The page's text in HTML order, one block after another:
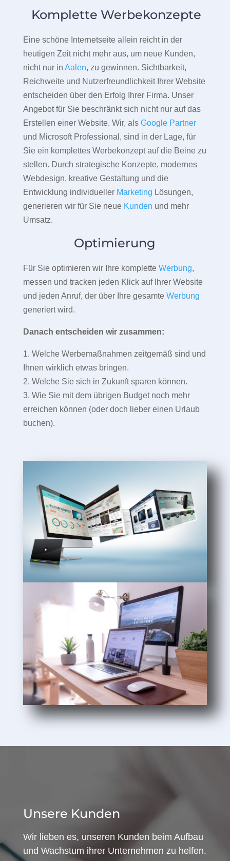
Komplette Werbekonzepte
Eine schöne Internetseite allein reicht in der
heutigen Zeit nicht mehr aus, um neue Kunden,
nicht nur in Aalen, zu gewinnen. Sichtbarkeit,
Reichweite und Nutzerfreundlichkeit Ihrer Website
entscheiden über den Erfolg Ihrer Firma. Unser
Angebot für Sie beschränkt sich nicht nur auf das
Erstellen einer Website. Wir, als Google Partner
und Microsoft Professional, sind in der Lage, für
Sie ein komplettes Werbekonzept auf die Beine zu
stellen. Durch strategische Konzepte, modernes
Webdesign, kreative Gestaltung und die
Entwicklung individueller Marketing Lösungen,
generieren wir für Sie neue Kunden und mehr
Umsatz.
Optimierung
Für Sie optimieren wir Ihre komplette Werbung,
messen und tracken jeden Klick auf Ihrer Website
und jeden Anruf, der über Ihre gesamte Werbung
generiert wird.
Danach entscheiden wir zusammen:
1. Welche Werbemaßnahmen zeitgemäß sind und
Ihnen wirklich etwas bringen.
2. Welche Sie sich in Zukunft sparen können.
3. Wie Sie mit dem übrigen Budget noch mehr
erreichen können (oder doch lieber einen Urlaub
buchen).
Unsere Kunden
Wir lieben es, unseren Kunden beim Aufbau
und Wachstum ihrer Unternehmen zu helfen.